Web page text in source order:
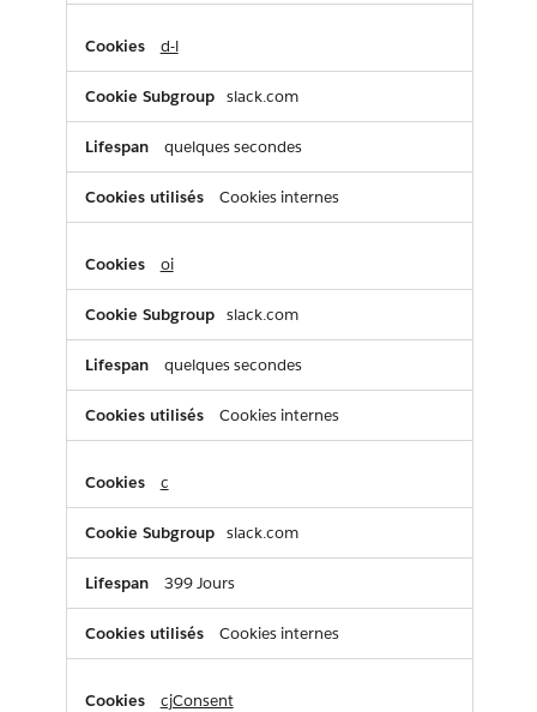
d-l
slack.com
quelques secondes
Cookies internes
oi
slack.com
quelques secondes
Cookies internes
c
slack.com
399 Jours
Cookies internes
cjConsent